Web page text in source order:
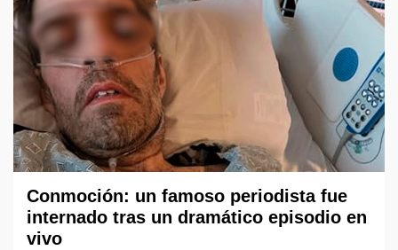
Conmoción: un famoso periodista fue
internado tras un dramático episodio en
vivo